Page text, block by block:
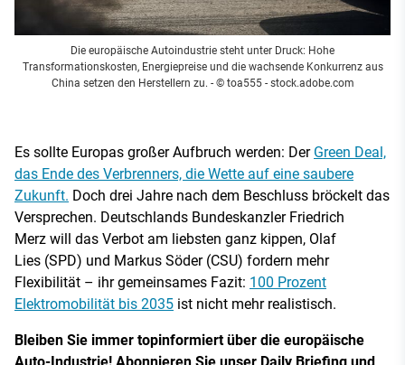
Die europäische Autoindustrie steht unter Druck: Hohe
Transformationskosten, Energiepreise und die wachsende Konkurrenz aus
China setzen den Herstellern zu. - © toa555 - stock.adobe.com
Es sollte Europas großer Aufbruch werden: Der Green Deal,
das Ende des Verbrenners, die Wette auf eine saubere
Zukunft. Doch drei Jahre nach dem Beschluss bröckelt das
Versprechen. Deutschlands Bundeskanzler Friedrich
Merz will das Verbot am liebsten ganz kippen, Olaf
Lies (SPD) und Markus Söder (CSU) fordern mehr
Flexibilität – ihr gemeinsames Fazit: 100 Prozent
Elektromobilität bis 2035 ist nicht mehr realistisch.
Bleiben Sie immer topinformiert über die europäische
Auto-Industrie! Abonnieren Sie unser Daily Briefing und